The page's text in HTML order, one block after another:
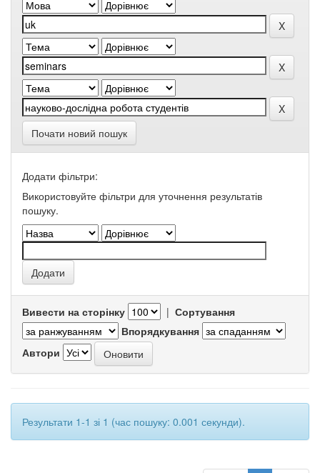
Почати новий пошук
Додати фільтри:
Використовуйте фільтри для уточнення результатів
пошуку.
Вивести на сторінку | Сортування
Впорядкування
Автори
Результати 1-1 зі 1 (час пошуку: 0.001 секунди).